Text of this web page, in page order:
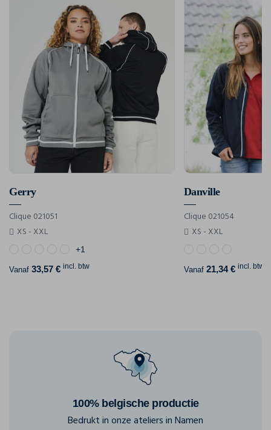
Gerry
Clique 021051
XS - XXL
+1
Vanaf 33,57 € incl. btw
Danville
Clique 021054
XS - XXL
Vanaf 21,34 € incl. btw
100% belgische productie
Bedrukt in onze ateliers in Namen